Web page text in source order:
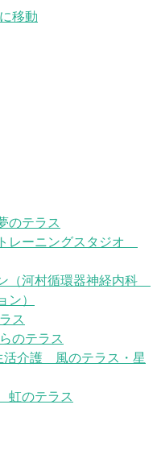
移動
のテラス
レーニングスタジオ
（河村循環器神経内科
）
ス
のテラス
活介護 風のテラス・星
虹のテラス